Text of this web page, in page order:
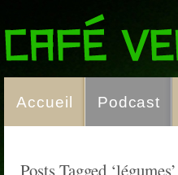
Accueil Podcast
Posts Tagged ‘légumes’